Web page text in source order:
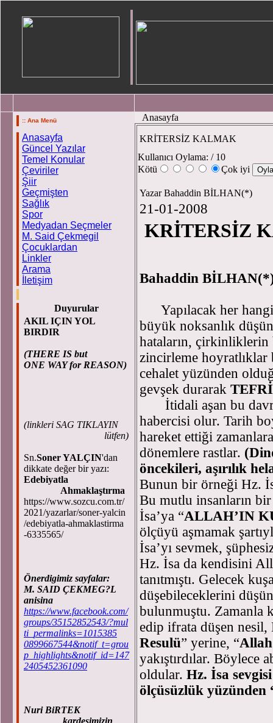
:: Ana Menü
Anasayfa
Güncel Yazılar
Temel Konular
Çeviriler
Şiir
Geçmişten
Sağlık
Spor
Medyadan Seçmeler
M. Said Çekmegil
Çocuklardan
Linkler
Arama
İletişim
Duyurular
AKIL IÇIN YOL
BIRDIR
(THERE IS but
ONE WAY for REASON)
(linkleri SAG TIKLAYIN
lütfen)
Sn.Soner YALÇIN'dan
dikkate değer bir yazı:
Edebiyatla
Ahmaklaştırma
https://www.sozcu.com.tr/
2021/yazarlar/soner-yalcin
/edebiyatla-ahmaklastirma
-6335565/
Önerdigimiz sayfalar:
M. SAID ÇEKMEG?L
anisina
https://www.facebook.com/
groups/35152852543/?mul
ti_permalinks=1015385
0899667544&notif_t=grou
p_highlights&notif_id=147
2405452361090
Nuri BiRTEK
kardeşimizin
Anasayfa
KRİTERSİZ KALMAK
Kullanıcı Oylama: / 10
Kötü
Çok iyi
Yazar Bahaddin BİLHAN(*)
21-01-2008
KRİTERSİZ
Bahaddin
Yapılacak her
büyük noksanlık
hataların, çirkinliklerin
zincirleme hoyratlıklar
cehalet yüzünden
gevşek durarak
İtidali aşan bu
habercisi olur. Tarih
hareket ettiği
dönemlere rastlar.
öncekileri, aşırılık
Bunun bir örneği Hz.
Bu mutlu insanların
İsa’ya “ALLAH’IN
ölçüyü aşmamak
İsa’yı sevmek,
Hz. İsa da kendisini
tanıtmıştı. Gelecek
düşebileceklerini
bulunmuştu. Zamanla
edip ifrata düşen nesil,
Resulü” yerine, “
yakıştırdılar. Böylece
oldular. Hz. İsa
ölçüsüzlük